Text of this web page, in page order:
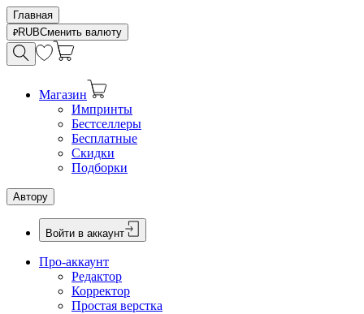
Главная
RUBСменить валюту
Магазин
Импринты
Бестселлеры
Бесплатные
Скидки
Подборки
Автору
Войти в аккаунт
Про-аккаунт
Редактор
Корректор
Простая верстка